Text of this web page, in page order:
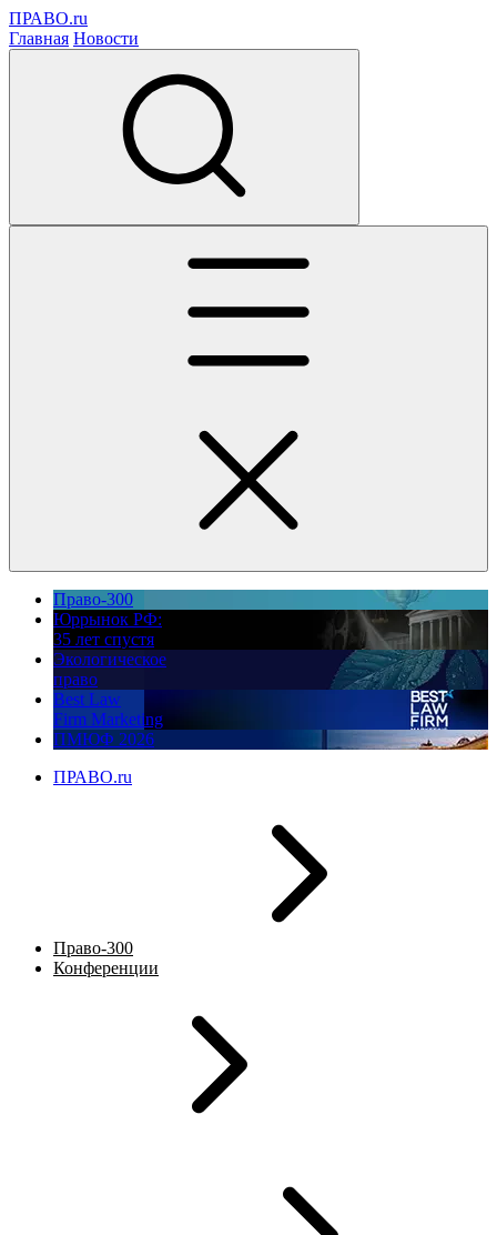
ПРАВО.ru
Главная Новости
Право-300
Юррынок РФ:
35 лет спустя
Экологическое
право
Best Law
Firm Marketing
ПМЮФ 2026
ПРАВО.ru
Право-300
Конференции